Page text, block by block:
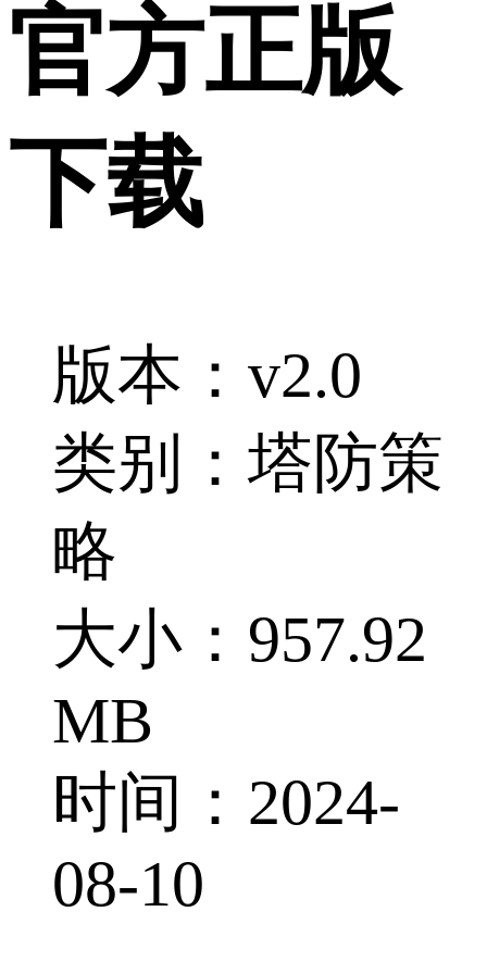
官方正版
下载
版本：v2.0
类别：塔防策
略
大小：957.92
MB
时间：2024-
08-10